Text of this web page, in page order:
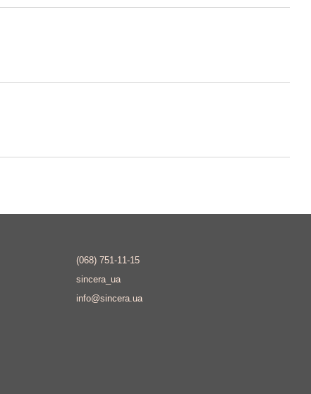
(068) 751-11-15
sincera_ua
info@sincera.ua